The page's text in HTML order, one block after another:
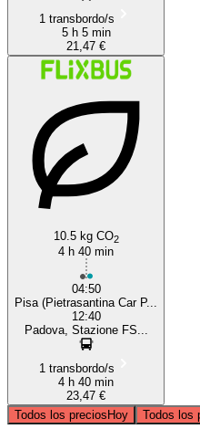
1 transbordo/s
5 h 5 min
21,47 €
10.5 kg CO2
4 h 40 min
04:50
Pisa (Pietrasantina Car P...
12:40
Padova, Stazione FS...
1 transbordo/s
4 h 40 min
23,47 €
Todos los preciosHoy Todos los